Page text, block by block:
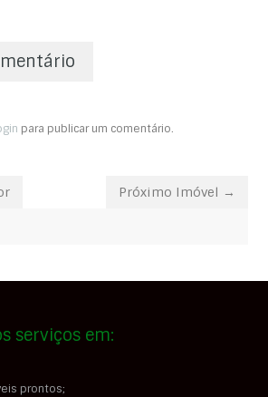
para publicar um comentário.
Próximo Imóvel →
serviços em:
prontos;